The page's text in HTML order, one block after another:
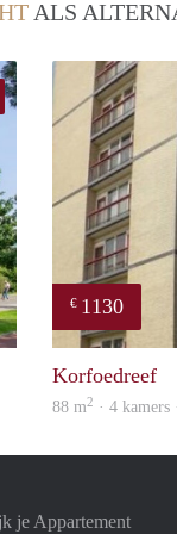
ALS
finder
€ 1130
Korfoedreef
88 m2 · 4 kamers
je Appartement